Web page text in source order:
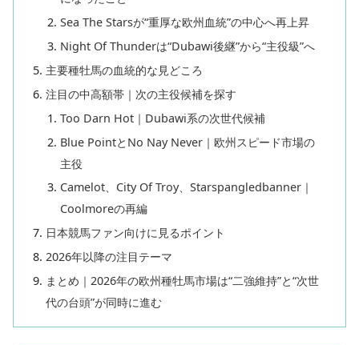
Sea The Starsが“重厚な欧州血統”の中心へ再上昇
Night Of Thunderは“Dubawi後継”から“主役級”へ
主要種牡馬の血統的な見どころ
注目の中高額帯｜次の主役候補を探す
Too Darn Hot｜Dubawi系の次世代候補
Blue PointとNo Nay Never｜欧州スピード市場の
主役
Camelot、City Of Troy、Starspangledbanner｜
Coolmoreの再編
日本競馬ファン向けに見るポイント
2026年以降の注目テーマ
まとめ｜2026年の欧州種牡馬市場は“二強維持”と“次世
代の台頭”が同時に進む